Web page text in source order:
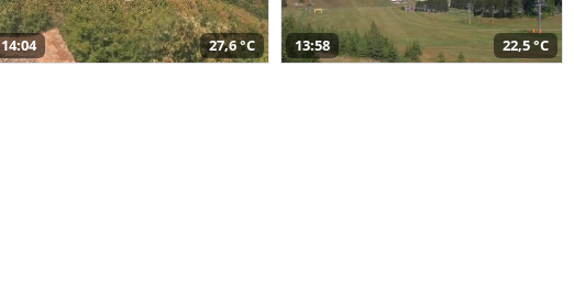
14:04 27,6 °C 13:58 22,5 °C